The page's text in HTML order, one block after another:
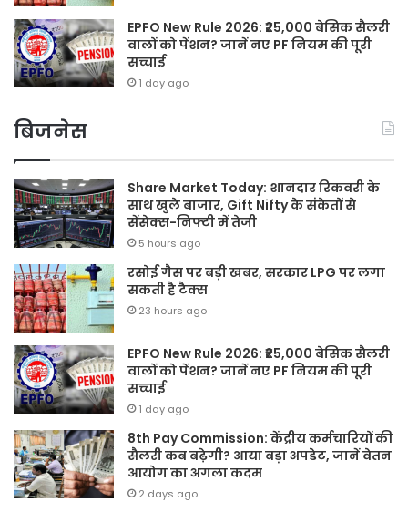
EPFO New Rule 2026: ₹25,000 बेसिक सैलरी
वालों को पेंशन? जानें नए PF नियम की पूरी
सच्चाई
1 day ago
बिजनेस
Share Market Today: शानदार रिकवरी के
साथ खुले बाजार, Gift Nifty के संकेतों से
सेंसेक्स-निफ्टी में तेजी
5 hours ago
रसोई गैस पर बड़ी खबर, सरकार LPG पर लगा
सकती है टैक्स
23 hours ago
EPFO New Rule 2026: ₹25,000 बेसिक सैलरी
वालों को पेंशन? जानें नए PF नियम की पूरी
सच्चाई
1 day ago
8th Pay Commission: केंद्रीय कर्मचारियों की
सैलरी कब बढ़ेगी? आया बड़ा अपडेट, जानें वेतन
आयोग का अगला कदम
2 days ago